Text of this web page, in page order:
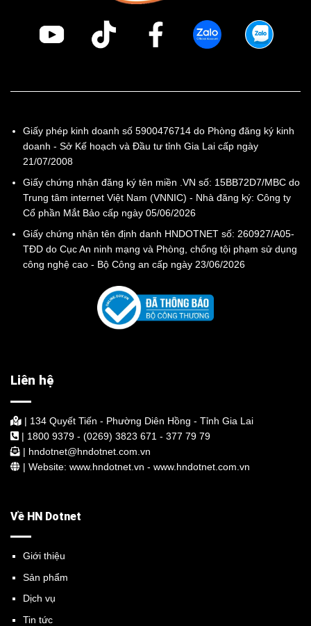
Giấy phép kinh doanh số 5900476714 do Phòng đăng ký kinh
doanh - Sở Kế hoạch và Đầu tư tỉnh Gia Lai cấp ngày
21/07/2008
Giấy chứng nhận đăng ký tên miền .VN số: 15BB72D7/MBC do
Trung tâm internet Việt Nam (VNNIC) - Nhà đăng ký: Công ty
Cổ phần Mắt Bảo cấp ngày 05/06/2026
Giấy chứng nhận tên định danh HNDOTNET số: 260927/A05-
TĐD do Cục An ninh mạng và Phòng, chống tội phạm sử dụng
công nghệ cao - Bộ Công an cấp ngày 23/06/2026
Liên hệ
| 134 Quyết Tiến - Phường Diên Hồng - Tỉnh Gia Lai
| 1800 9379 - (0269) 3823 671 - 377 79 79
| hndotnet@hndotnet.com.vn
| Website: www.hndotnet.vn - www.hndotnet.com.vn
Về HN Dotnet
Giới thiệu
Sản phẩm
Dịch vụ
Tin tức